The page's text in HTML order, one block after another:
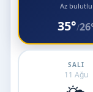
Az bulutlu
35°/
SALI
11 Ağu